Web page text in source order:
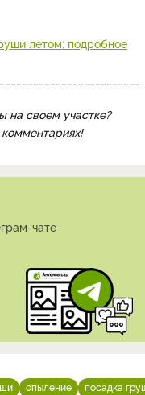
летом: подробное
на своем участке?
чате
опыление посадка